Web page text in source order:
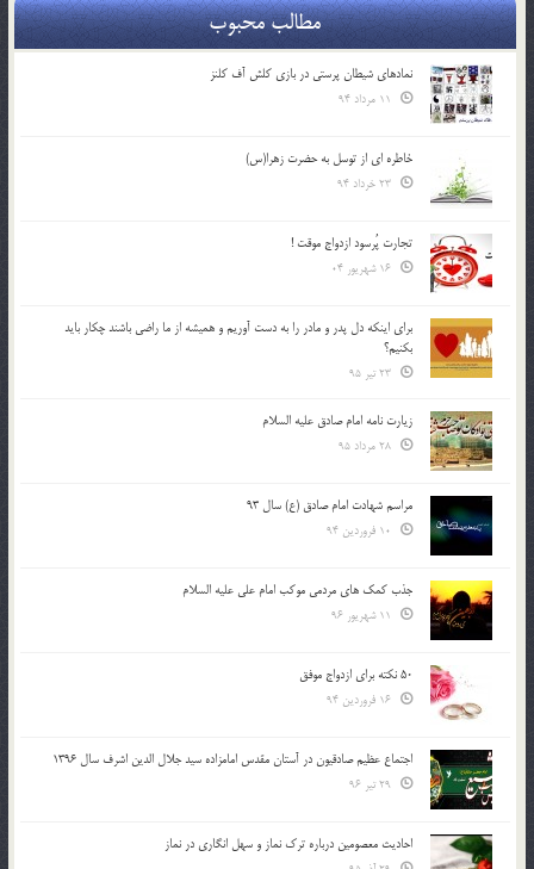
مطالب محبوب
نمادهای شیطان پرستی در بازی کلش آف کلنز
خاطره ای از توسل به حضرت زهرا(س)
تجارت پُرسود ازدواج موقت !
براي اينكه دل پدر و مادر را به دست آوريم و هميشه از ما راضي باشند چكار بايد
بكنيم؟
زیارت نامه امام صادق علیه السلام
مراسم شهادت امام صادق (ع) سال 93
جذب کمک های مردمی موکب امام علی علیه السلام
50 نکته برای ازدواج موفق
اجتماع عظیم صادقیون در آستان مقدس امامزاده سید جلال الدین اشرف سال 1396
احادیث معصومین درباره ترک نماز و سهل انگاری در نماز